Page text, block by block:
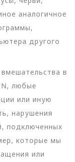
аналогичное
другого
в
любые
или иную
нарушения
подключенных
которые мы
или